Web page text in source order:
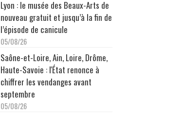
Lyon : le musée des Beaux-Arts de
nouveau gratuit et jusqu’à la fin de
l’épisode de canicule
05/08/26
Saône-et-Loire, Ain, Loire, Drôme,
Haute-Savoie : l'État renonce à
chiffrer les vendanges avant
septembre
05/08/26